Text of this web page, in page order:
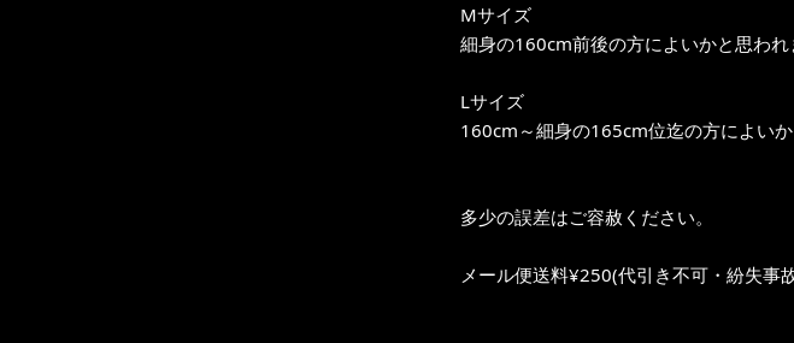
Mサイズ
細身の160cm前後の方によいかと思わ
Lサイズ
160cm～細身の165cm位迄の方によい
多少の誤差はご容赦ください。
メール便送料¥250(代引き不可・紛失事